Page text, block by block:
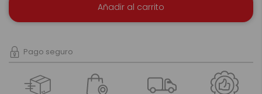
Añadir al carrito
Pago seguro